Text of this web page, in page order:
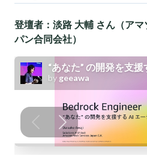
登壇者：淡路 大輔 さん（ア
パン合同会社）